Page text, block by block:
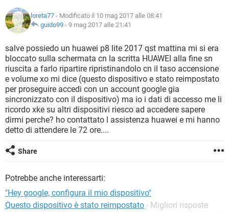
HARDWARE
TIKTOK FACEBOOK
iOS WINDOWS 10
INSTAGRAM
TIKTOK FACEBOOK
HARDWARE
INTRATTENIMENTO ANDROID
INSTAGRAM WHATSAPP
TIKTOK FACEBOOK
HARDWARE
GLOSSARIO
COVID-19
INTRATTENIMENTO ANDROID
iOS WINDOWS 10
INSTAGRAM WHATSAPP
TIKTOK FACEBOOK
HARDWARE
loreta77 - Modificato il 10 mag 2017 alle 08:41
guido99 - 9 mag 2017 alle 21:41
salve possiedo un huawei p8 lite 2017 qst mattina mi si era
bloccato sulla schermata cn la scritta HUAWEI alla fine sn
riuscita a farlo ripartire ripristinandolo cn il taso accensione
e volume xo mi dice (questo dispositivo e stato reimpostato
per proseguire accedi con un account google gia
sincronizzato con il dispositivo) ma io i dati di accesso me li
ricordo xke su altri dispositivi riesco ad accedere sapere
dirmi perche? ho contattato l assistenza huawei e mi hanno
detto di attendere le 72 ore....
Share
Potrebbe anche interessarti:
"Hey google, configura il mio dispositivo"
Questo dispositivo è stato reimpostato - Migliori risposte